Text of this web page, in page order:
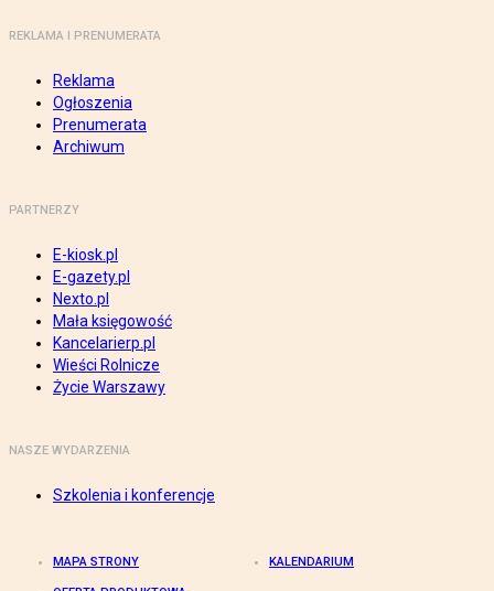
REKLAMA I PRENUMERATA
Reklama
Ogłoszenia
Prenumerata
Archiwum
PARTNERZY
E-kiosk.pl
E-gazety.pl
Nexto.pl
Mała księgowość
Kancelarierp.pl
Wieści Rolnicze
Życie Warszawy
NASZE WYDARZENIA
Szkolenia i konferencje
MAPA STRONY KALENDARIUM